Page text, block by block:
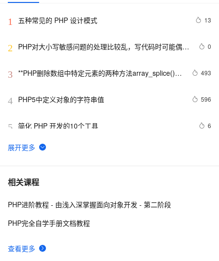
1 五种常见的 PHP 设计模式 13
2
PHP对大小写敏感问题的处理比较乱，写代码时可能偶尔
0
3 **PHP删除数组中特定元素的两种方法array_splice()和
493
4 PHP5中定义对象的字符串值 596
5 简化 PHP 开发的10个工具 6
6 PHP 接口
7 使用消息服务(MNS)订阅阿里云物联网平台设备消息PHP
8 PHP设计模式：单例模式
相关课程
查看更多
PHP进阶教程 - 由浅入深掌握面向对象开发 - 第二阶段
PHP完全自学手册文档教程